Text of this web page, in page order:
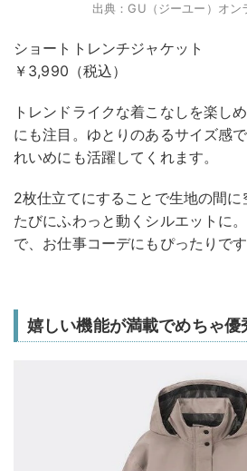
出典：GU（ジーユー）オン
ショートトレンチジャケット
￥3,990（税込）
トレンドライクな着こなしを楽し
にも注目。ゆとりのあるサイズ感
れいめにも活躍してくれます。
2枚仕立てにすることで生地の間に
たびにふわっと動くシルエットに
で、お仕事コーデにもぴったりです
嬉しい機能が満載でめちゃ優